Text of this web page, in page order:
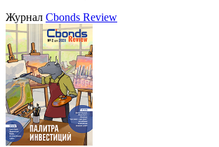
Журнал Cbonds Review